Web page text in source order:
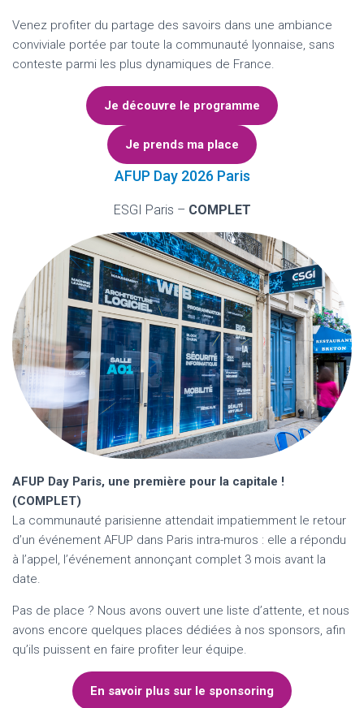
Venez profiter du partage des savoirs dans une ambiance
conviviale portée par toute la communauté lyonnaise, sans
conteste parmi les plus dynamiques de France.
Je découvre le programme
Je prends ma place
AFUP Day 2026 Paris
ESGI Paris – COMPLET
AFUP Day Paris, une première pour la capitale !
(COMPLET)
La communauté parisienne attendait impatiemment le retour
d’un événement AFUP dans Paris intra-muros : elle a répondu
à l’appel, l’événement annonçant complet 3 mois avant la
date.
Pas de place ? Nous avons ouvert une liste d’attente, et nous
avons encore quelques places dédiées à nos sponsors, afin
qu’ils puissent en faire profiter leur équipe.
En savoir plus sur le sponsoring